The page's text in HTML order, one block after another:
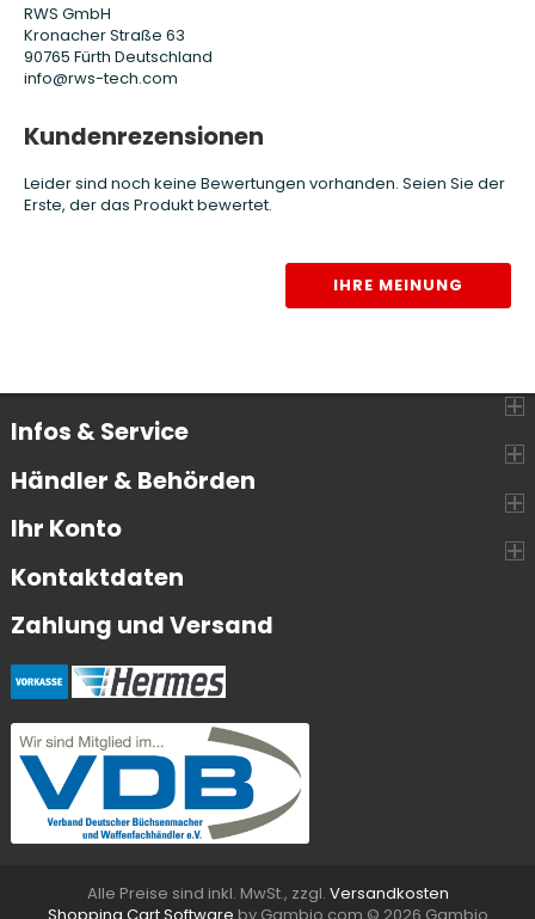
RWS GmbH
Kronacher Straße 63
90765 Fürth Deutschland
info@rws-tech.com
Kundenrezensionen
Leider sind noch keine Bewertungen vorhanden. Seien Sie der
Erste, der das Produkt bewertet.
IHRE MEINUNG
Infos & Service
Händler & Behörden
Ihr Konto
Kontaktdaten
Zahlung und Versand
Alle Preise sind inkl. MwSt., zzgl. Versandkosten
Shopping Cart Software by Gambio.com © 2026 Gambio